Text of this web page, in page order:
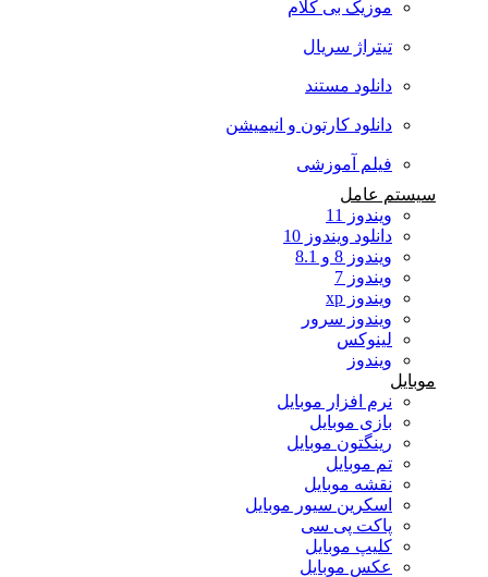
موزیک بی کلام
تیتراژ سریال
دانلود مستند
دانلود کارتون و انیمیشن
فیلم آموزشی
سیستم عامل
ویندوز 11
دانلود ویندوز 10
ویندوز 8 و 8.1
ویندوز 7
ویندوز xp
ویندوز سرور
لینوکس
ویندوز
موبایل
نرم افزار موبایل
بازی موبایل
رینگتون موبایل
تم موبایل
نقشه موبایل
اسکرین سیور موبایل
پاکت پی سی
کلیپ موبایل
عکس موبایل